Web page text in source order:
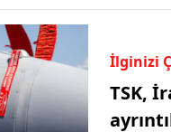
İlginizi
TSK,